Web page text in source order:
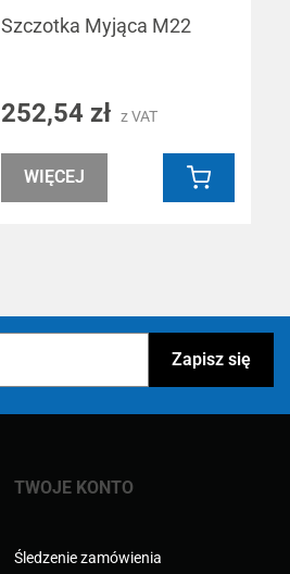
Szczotka Myjąca M22
252,54 zł z VAT
WIĘCEJ
TWOJE KONTO
Śledzenie zamówienia